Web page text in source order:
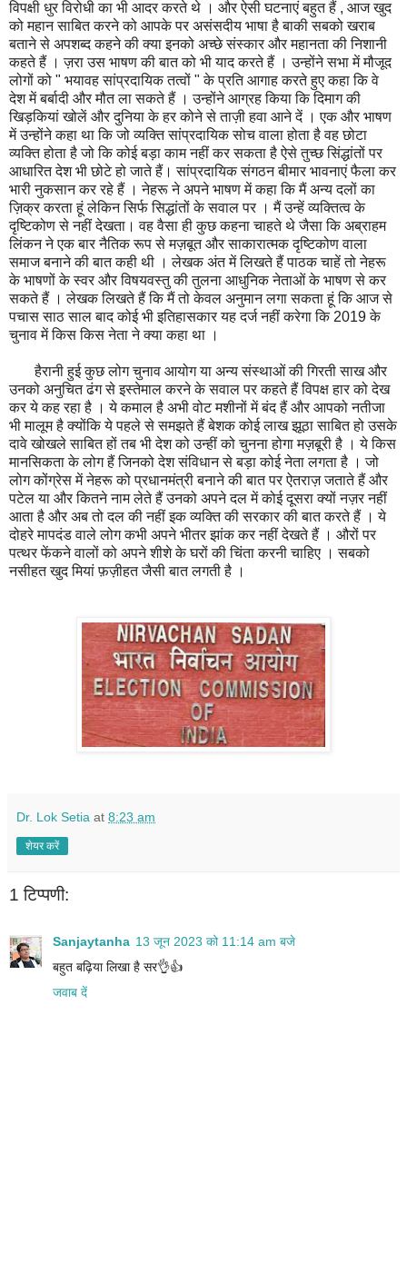
विपक्षी धुर विरोधी का भी आदर करते थे । और ऐसी घटनाएं बहुत हैं , आज खुद
को महान साबित करने को आपके पर असंसदीय भाषा है बाकी सबको खराब
बताने से अपशब्द कहने की क्या इनको अच्छे संस्कार और महानता की निशानी
कहते हैं । ज़रा उस भाषण की बात को भी याद करते हैं । उन्होंने सभा में मौजूद
लोगों को " भयावह सांप्रदायिक तत्वों " के प्रति आगाह करते हुए कहा कि वे
देश में बर्बादी और मौत ला सकते हैं । उन्होंने आग्रह किया कि दिमाग की
खिड़कियां खोलें और दुनिया के हर कोने से ताज़ी हवा आने दें । एक और भाषण
में उन्होंने कहा था कि जो व्यक्ति सांप्रदायिक सोच वाला होता है वह छोटा
व्यक्ति होता है जो कि कोई बड़ा काम नहीं कर सकता है ऐसे तुच्छ सिंद्धांतों पर
आधारित देश भी छोटे हो जाते हैं। सांप्रदायिक संगठन बीमार भावनाएं फैला कर
भारी नुकसान कर रहे हैं । नेहरू ने अपने भाषण में कहा कि मैं अन्य दलों का
ज़िक्र करता हूं लेकिन सिर्फ सिद्धांतों के सवाल पर । मैं उन्हें व्यक्तित्व के
दृष्टिकोण से नहीं देखता। वह वैसा ही कुछ कहना चाहते थे जैसा कि अब्राहम
लिंकन ने एक बार नैतिक रूप से मज़बूत और साकारात्मक दृष्टिकोण वाला
समाज बनाने की बात कही थी । लेखक अंत में लिखते हैं पाठक चाहें तो नेहरू
के भाषणों के स्वर और विषयवस्तु की तुलना आधुनिक नेताओं के भाषण से कर
सकते हैं । लेखक लिखते हैं कि मैं तो केवल अनुमान लगा सकता हूं कि आज से
पचास साठ साल बाद कोई भी इतिहासकार यह दर्ज नहीं करेगा कि 2019 के
चुनाव में किस किस नेता ने क्या कहा था ।
हैरानी हुई कुछ लोग चुनाव आयोग या अन्य संस्थाओं की गिरती साख और
उनको अनुचित ढंग से इस्तेमाल करने के सवाल पर कहते हैं विपक्ष हार को देख
कर ये कह रहा है । ये कमाल है अभी वोट मशीनों में बंद हैं और आपको नतीजा
भी मालूम है क्योंकि ये पहले से समझते हैं बेशक कोई लाख झूठा साबित हो उसके
दावे खोखले साबित हों तब भी देश को उन्हीं को चुनना होगा मज़बूरी है । ये किस
मानसिकता के लोग हैं जिनको देश संविधान से बड़ा कोई नेता लगता है । जो
लोग कोंग्रेस में नेहरू को प्रधानमंत्री बनाने की बात पर ऐतराज़ जताते हैं और
पटेल या और कितने नाम लेते हैं उनको अपने दल में कोई दूसरा क्यों नज़र नहीं
आता है और अब तो दल की नहीं इक व्यक्ति की सरकार की बात करते हैं । ये
दोहरे मापदंड वाले लोग कभी अपने भीतर झांक कर नहीं देखते हैं । औरों पर
पत्थर फेंकने वालों को अपने शीशे के घरों की चिंता करनी चाहिए । सबको
नसीहत खुद मियां फ़ज़ीहत जैसी बात लगती है ।
Dr. Lok Setia at 8:23 am
शेयर करें
1 टिप्पणी:
Sanjaytanha 13 जून 2023 को 11:14 am बजे
बहुत बढ़िया लिखा है सर👌👍
जवाब दें